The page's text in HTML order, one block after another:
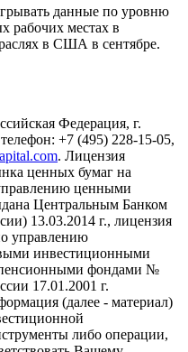
данные по уровню
рабочих местах в
в США в сентябре.
Федерация, г.
+7 (495) 228-15-05,
. Лицензия
ценных бумаг на
ценными
Центральным Банком
13.03.2014 г., лицензия
управлению
инвестиционными
фондами №
17.01.2001 г.
(далее - материал)
либо операции,